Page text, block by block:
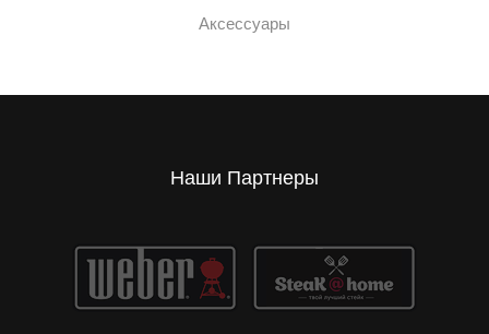
Аксессуары
Наши Партнеры